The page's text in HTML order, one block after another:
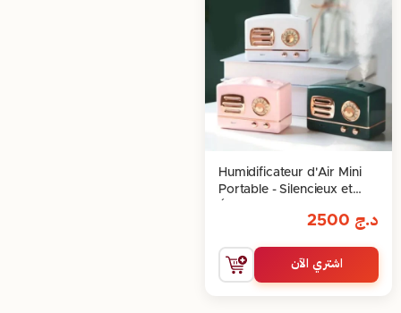
Humidificateur d'Air Mini
Portable - Silencieux et
د.ج
اشتري الآن